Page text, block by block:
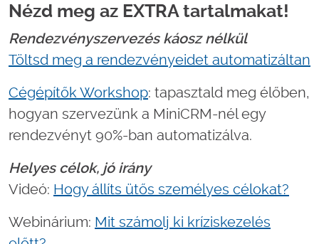
Nézd meg az EXTRA tartalmakat!
Rendezvényszervezés káosz nélkül
Töltsd meg a rendezvényeidet automatizáltan
Cégépítők Workshop: tapasztald meg élőben,
hogyan szervezünk a MiniCRM-nél egy
rendezvényt 90%-ban automatizálva.
Helyes célok, jó irány
Videó: Hogy állíts ütős személyes célokat?
Webinárium: Mit számolj ki kríziskezelés